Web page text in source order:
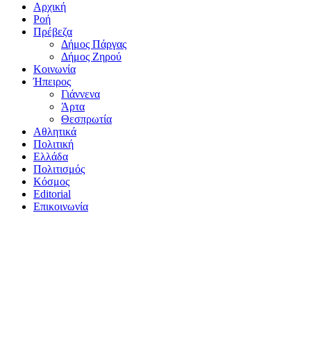
Αρχική
Ροή
Πρέβεζα
Δήμος Πάργας
Δήμος Ζηρού
Κοινωνία
Ήπειρος
Γιάννενα
Άρτα
Θεσπρωτία
Αθλητικά
Πολιτική
Ελλάδα
Πολιτισμός
Κόσμος
Editorial
Επικοινωνία